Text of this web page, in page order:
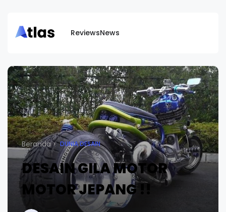
ReviewsNews
Beranda DUNIA DESAIN
DESAIN GILA MOTOR
MOTOR JEPANG !!